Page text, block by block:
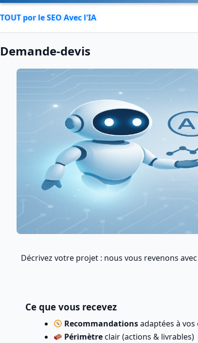
TOUT por le SEO Avec l'IA
Demande-devis
Décrivez votre projet : nous vous revenons
Ce que vous recevez
Recommandationsadaptées à
Périmètreclair (actions & livrables)